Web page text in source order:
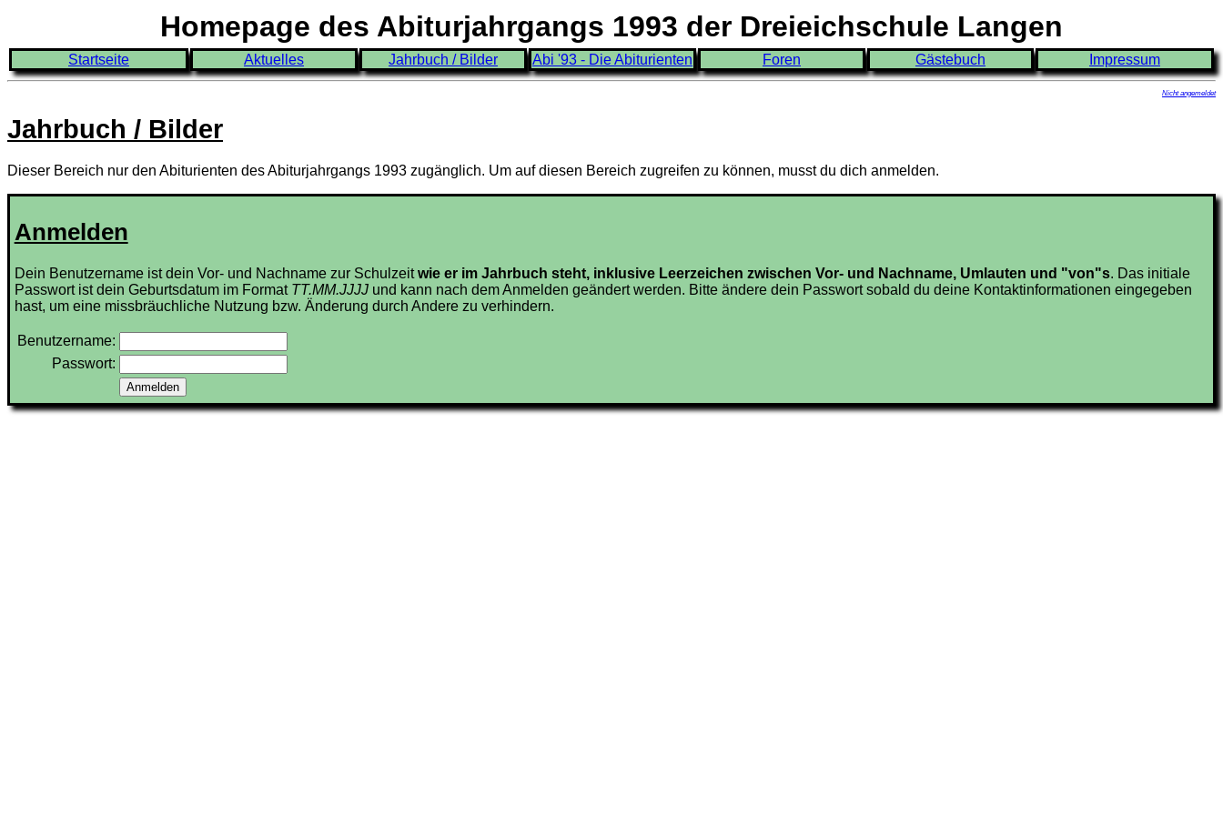
Homepage des Abiturjahrgangs 1993 der Dreieichschule Langen
Startseite Aktuelles Jahrbuch / Bilder Abi '93 - Die Abiturienten Foren Gästebuch Impressum
Nicht angemeldet
Jahrbuch / Bilder
Dieser Bereich nur den Abiturienten des Abiturjahrgangs 1993 zugänglich. Um auf diesen Bereich zugreifen zu können, musst du dich anmelden.
Anmelden
Dein Benutzername ist dein Vor- und Nachname zur Schulzeitwie er im Jahrbuch steht, inklusive Leerzeichen zwischen Vor- und Nachname, Umlauten und "von"s. Das initiale
Passwort ist dein Geburtsdatum im Format TT.MM.JJJJund kann nach dem Anmelden geändert werden. Bitte ändere dein Passwort sobald du deine Kontaktinformationen eingegeben
hast, um eine missbräuchliche Nutzung bzw. Änderung durch Andere zu verhindern.
Benutzername:
Passwort: